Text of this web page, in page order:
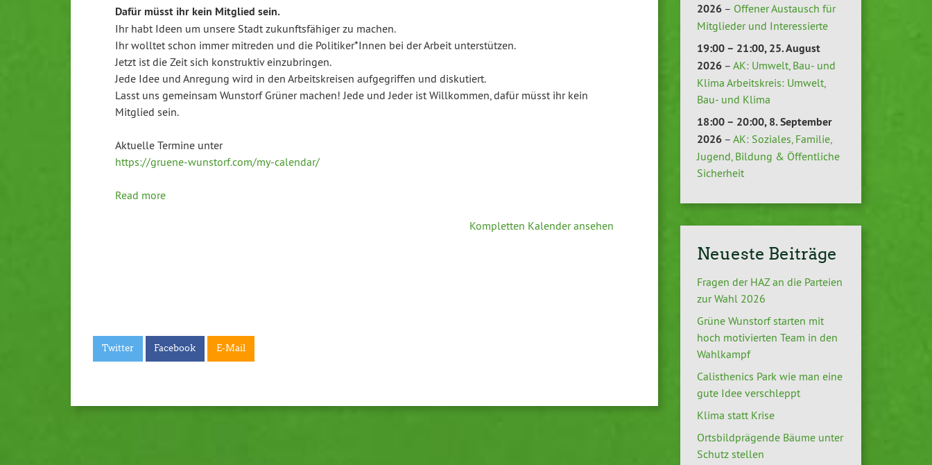
Dafür müsst ihr kein Mitglied sein.
Ihr habt Ideen um unsere Stadt zukunftsfähiger zu machen.
Ihr wolltet schon immer mitreden und die Politiker*Innen bei der Arbeit unterstützen.
Jetzt ist die Zeit sich konstruktiv einzubringen.
Jede Idee und Anregung wird in den Arbeitskreisen aufgegriffen und diskutiert.
Lasst uns gemeinsam Wunstorf Grüner machen! Jede und Jeder ist Willkommen, dafür müsst ihr kein
Mitglied sein.
Aktuelle Termine unter
https://gruene-wunstorf.com/my-calendar/
Read more
Kompletten Kalender ansehen
Twitter Facebook E-Mail
2026– Offener Austausch für
Mitglieder und Interessierte
19:00 – 21:00,25. August
2026– AK: Umwelt, Bau- und
Klima Arbeitskreis: Umwelt,
Bau- und Klima
18:00 – 20:00,8. September
2026– AK: Soziales, Familie,
Jugend, Bildung & Öffentliche
Sicherheit
Neueste Beiträge
Fragen der HAZ an die Parteien
zur Wahl 2026
Grüne Wunstorf starten mit
hoch motivierten Team in den
Wahlkampf
Calisthenics Park wie man eine
gute Idee verschleppt
Klima statt Krise
Ortsbildprägende Bäume unter
Schutz stellen